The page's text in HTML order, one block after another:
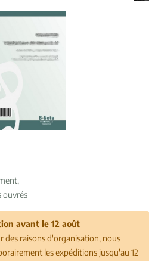
ouvrés
avant le 12 août
des raisons d'organisation, nous
les expéditions jusqu'au 12